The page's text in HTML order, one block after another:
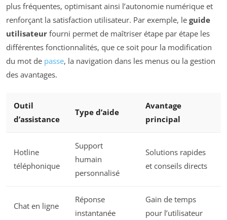
plus fréquentes, optimisant ainsi l’autonomie numérique et
renforçant la satisfaction utilisateur. Par exemple, le guide
utilisateur fourni permet de maîtriser étape par étape les
différentes fonctionnalités, que ce soit pour la modification
du mot de passe, la navigation dans les menus ou la gestion
des avantages.
Outil
d’assistance
Type d’aide
Avantage
principal
Hotline
téléphonique
Support
humain
personnalisé
Solutions rapides
et conseils directs
Chat en ligne
Réponse
instantanée
Gain de temps
pour l’utilisateur